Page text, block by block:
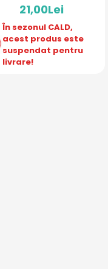
21,00Lei
În sezonul CALD,
acest produs este
suspendat pentru
livrare!